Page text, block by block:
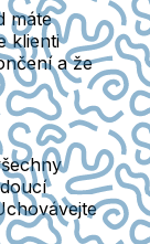
máte
klienti
a že